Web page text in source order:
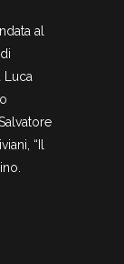
al
Luca
“Il